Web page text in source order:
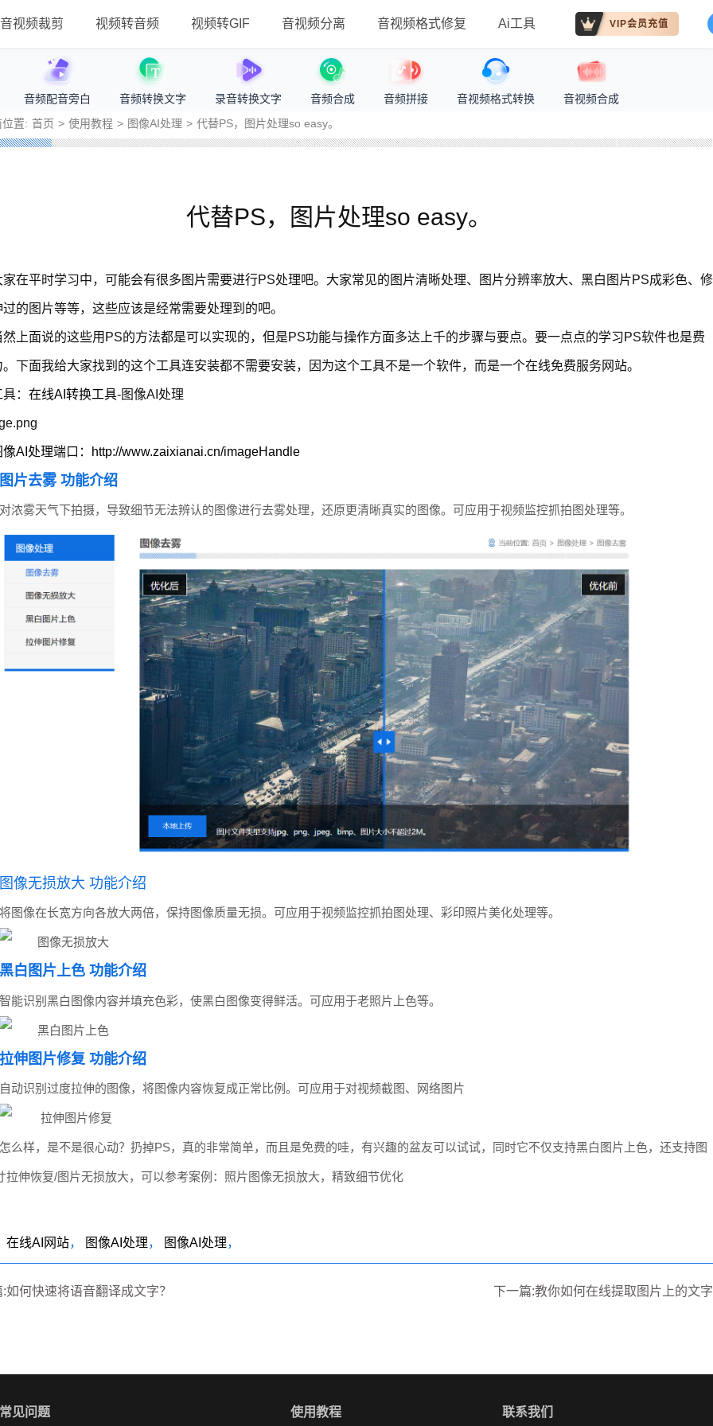
音视频裁剪 视频转音频 视频转GIF 音视频分离 音视频格式修复 Ai工具 VIP会员充值
音频配音旁白 音频转换文字 录音转换文字 音频合成 音频拼接 音视频格式转换
音视频合成
置: 首页 > 使用教程 > 图像AI处理 > 代替PS，图片处理so easy。
代替PS，图片处理so easy。
家在平时学习中，可能会有很多图片需要进行PS处理吧。大家常见的图片清晰处理、图片分辨率放大、黑白图片PS成彩色、修
的图片等等，这些应该是经常需要处理到的吧。
然上面说的这些用PS的方法都是可以实现的，但是PS功能与操作方面多达上千的步骤与要点。要一点点的学习PS软件也是费
下面我给大家找到的这个工具连安装都不需要安装，因为这个工具不是一个软件，而是一个在线免费服务网站。
： 在线AI转换工具-图像AI处理
像AI处理端口： http://www.zaixianai.cn/imageHandle
图片去雾 功能介绍
对浓雾天气下拍摄，导致细节无法辨认的图像进行去雾处理，还原更清晰真实的图像。可应用于视频监控抓拍图处理等。
图像无损放大 功能介绍
将图像在长宽方向各放大两倍，保持图像质量无损。可应用于视频监控抓拍图处理、彩印照片美化处理等。
黑白图片上色 功能介绍
智能识别黑白图像内容并填充色彩，使黑白图像变得鲜活。可应用于老照片上色等。
拉伸图片修复 功能介绍
自动识别过度拉伸的图像，将图像内容恢复成正常比例。可应用于对视频截图、网络图片
怎么样，是不是很心动？扔掉PS，真的非常简单，而且是免费的哇，有兴趣的盆友可以试试，同时它不仅支持黑白图片上色，还支持图
拉伸恢复/图片无损放大，可以参考案例：照片图像无损放大，精致细节优化
在线AI网站， 图像AI处理， 图像AI处理，
如何快速将语音翻译成文字？ 下一篇:教你如何在线提取图片上的文字
常见问题 使用教程 联系我们